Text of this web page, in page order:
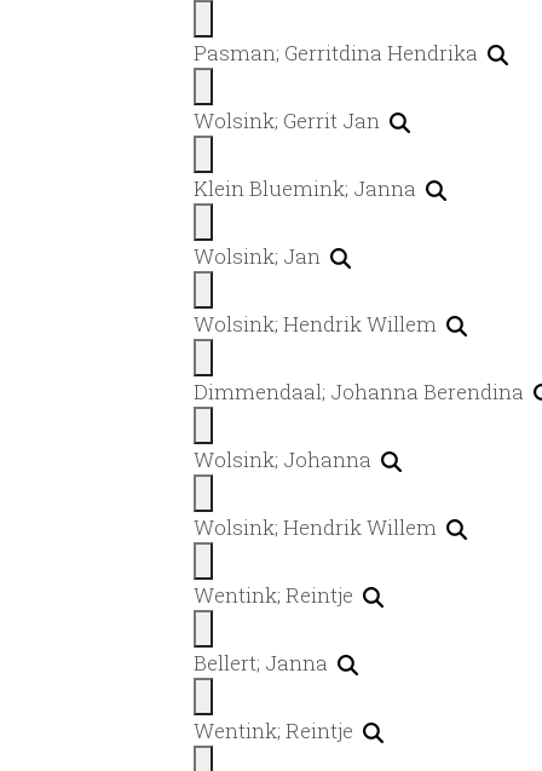
Pasman; Gerritdina Hendrika
Wolsink; Gerrit Jan
Klein Bluemink; Janna
Wolsink; Jan
Wolsink; Hendrik Willem
Dimmendaal; Johanna Berendina
Wolsink; Johanna
Wolsink; Hendrik Willem
Wentink; Reintje
Bellert; Janna
Wentink; Reintje